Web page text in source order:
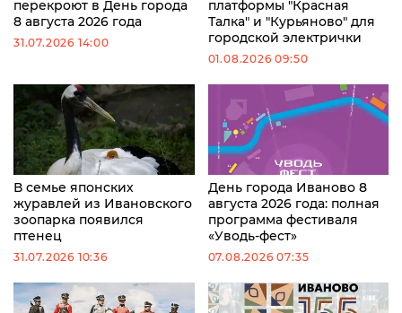
перекроют в День города
8 августа 2026 года
31.07.2026 14:00
платформы "Красная
Талка" и "Курьяново" для
городской электрички
01.08.2026 09:50
В семье японских
журавлей из Ивановского
зоопарка появился
птенец
31.07.2026 10:36
День города Иваново 8
августа 2026 года: полная
программа фестиваля
«Уводь-фест»
07.08.2026 07:35